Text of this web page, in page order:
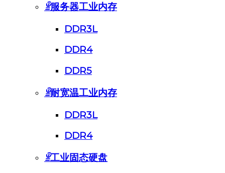
ꁇ服务器工业内存
DDR3L
DDR4
DDR5
ꁇ耐宽温工业内存
DDR3L
DDR4
ꁇ工业固态硬盘